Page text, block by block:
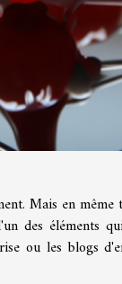
Mais en même
des éléments
ou les blogs